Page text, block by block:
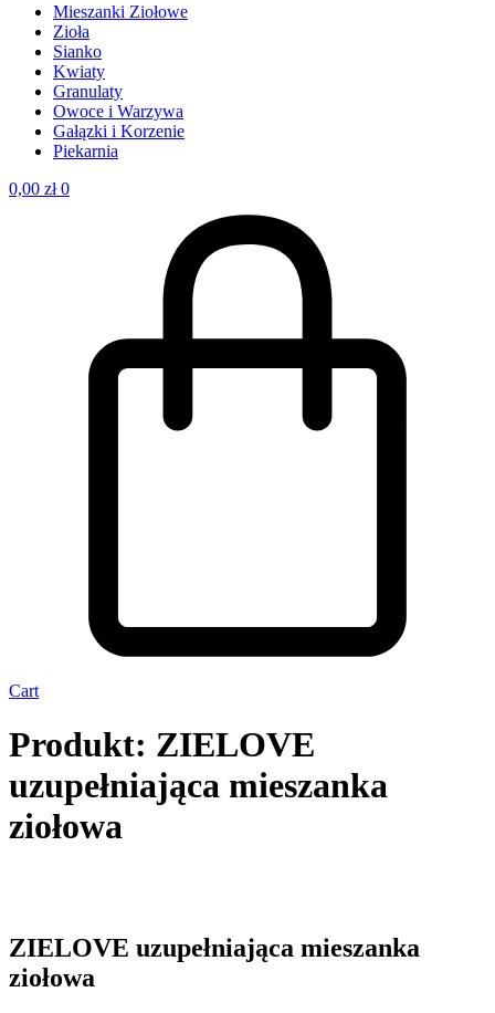
Mieszanki Ziołowe
Zioła
Sianko
Kwiaty
Granulaty
Owoce i Warzywa
Gałązki i Korzenie
Piekarnia
0,00 zł 0
Cart
Produkt: ZIELOVE
uzupełniająca mieszanka
ziołowa
ZIELOVE uzupełniająca mieszanka
ziołowa